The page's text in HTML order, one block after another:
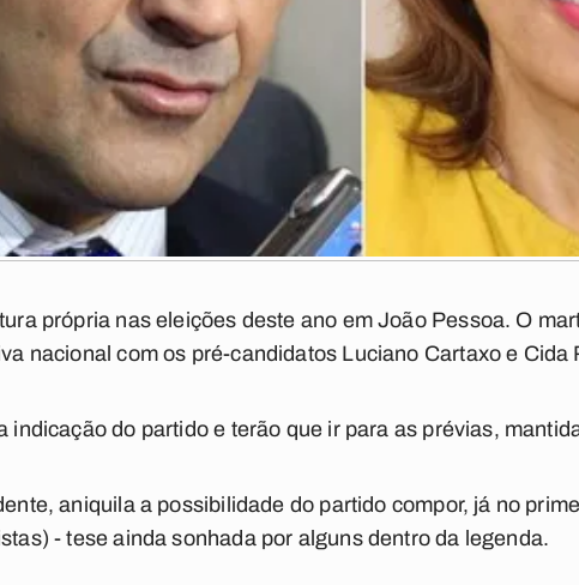
própria nas eleições deste ano em João Pessoa. O
nacional com os pré-candidatos Luciano Cartaxo e Cida
indicação do partido e terão que ir para as prévias,
aniquila a possibilidade do partido compor, já no
- tese ainda sonhada por alguns dentro da legenda.